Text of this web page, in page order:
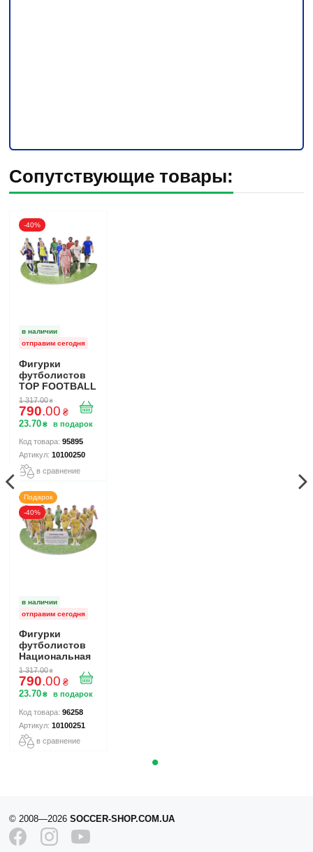
Сопутствующие товары:
-40%
в наличии
отправим сегодня
Фигурки
футболистов
TOP FOOTBALL
STARS - Набор
The Football
Stars Collection
1 10100250
1 317.00 ₴
790.00 ₴
23.70 ₴
95895
10100250
в сравнение
Подарок
-40%
в наличии
отправим сегодня
Фигурки
футболистов
Национальная
Сборная
Украины TOP
FOOTBALL
Collection 2
10100251
1 317.00 ₴
790.00 ₴
23.70 ₴
96258
10100251
в сравнение
© 2008—2026 SOCCER-SHOP.COM.UA